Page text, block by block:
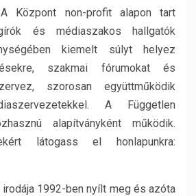
A Központ non-profit alapon tart
és médiaszakos hallgatók
kiemelt súlyt helyez
szakmai fórumokat és
szorosan együttműködik
A Független
alapítványként működik.
látogass el honlapunkra:
irodája 1992-ben nyílt meg és azóta